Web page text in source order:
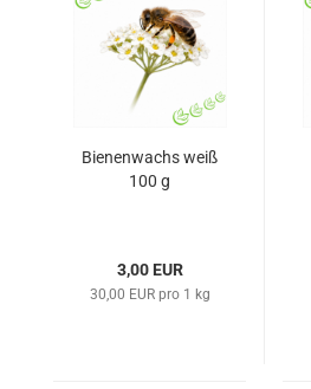
Bienenwachs weiß
100 g
3,00 EUR
30,00 EUR pro 1 kg